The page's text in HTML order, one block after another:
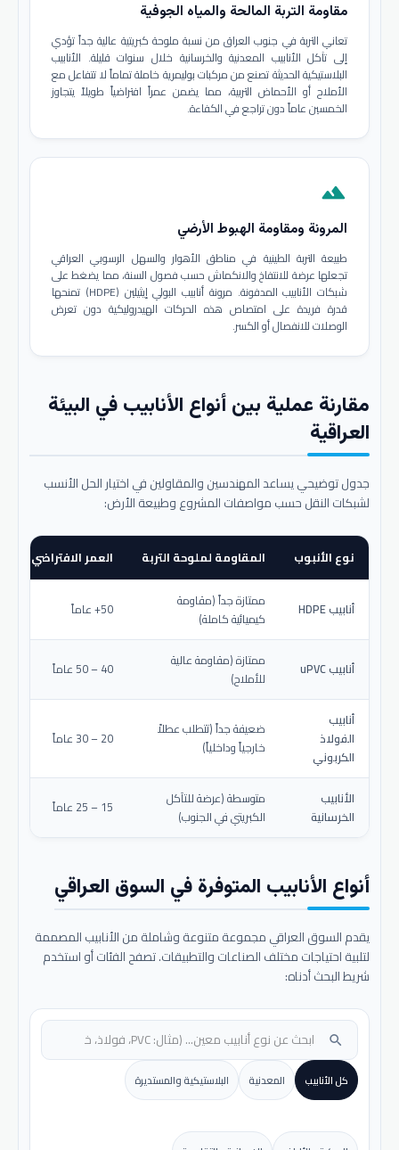
مقاومة التربة المالحة والمياه الجوفية
تعاني التربة في جنوب العراق من نسبة ملوحة كبريتية عالية جداً تؤدي
إلى تآكل الأنابيب المعدنية والخرسانية خلال سنوات قليلة. الأنابيب
البلاستيكية الحديثة تصنع من مركبات بوليمرية خاملة تماماً لا تتفاعل مع
الأملاح أو الأحماض التربية، مما يضمن عمراً افتراضياً طويلاً يتجاوز
الخمسين عاماً دون تراجع في الكفاءة.
terrain
المرونة ومقاومة الهبوط الأرضي
طبيعة التربة الطينية في مناطق الأهوار والسهل الرسوبي العراقي
تجعلها عرضة للانتفاخ والانكماش حسب فصول السنة، مما يضغط على
شبكات الأنابيب المدفونة. مرونة أنابيب البولي إيثيلين (HDPE) تمنحها
قدرة فريدة على امتصاص هذه الحركات الهيدروليكية دون تعرض
الوصلات للانفصال أو الكسر.
مقارنة عملية بين أنواع الأنابيب في البيئة
العراقية
جدول توضيحي يساعد المهندسين والمقاولين في اختيار الحل الأنسب
لشبكات النقل حسب مواصفات المشروع وطبيعة الأرض:
نوع الأنبوب المقاومة لملوحة التربة العمر الافتراضي
أنابيب HDPE
ممتازة جداً (مقاومة
كيميائية كاملة)
50+ عاماً
أنابيب uPVC
ممتازة (مقاومة عالية
للأملاح)
40 – 50 عاماً
أنابيب
الفولاذ
الكربوني
ضعيفة جداً (تتطلب عطلاً
خارجياً وداخلياً)
20 – 30 عاماً
الأنابيب
الخرسانية
متوسطة (عرضة للتآكل
الكبريتي في الجنوب)
15 – 25 عاماً
أنواع الأنابيب المتوفرة في السوق العراقي
يقدم السوق العراقي مجموعة متنوعة وشاملة من الأنابيب المصممة
لتلبية احتياجات مختلف الصناعات والتطبيقات. تصفح الفئات أو استخدم
شريط البحث أدناه:
search
كل الأنابيب المعدنية البلاستيكية والمستديرة